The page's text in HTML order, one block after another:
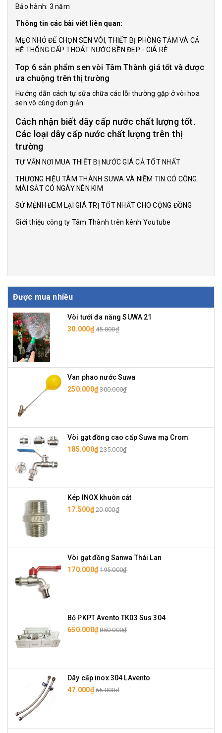
Bảo hành: 3 năm
Thông tin các bài viết liên quan:
MẸO NHỎ ĐỂ CHỌN SEN VÒI, THIẾT BỊ PHÒNG TẮM VÀ CẢ
HỆ THỐNG CẤP THOÁT NƯỚC BỀN ĐEP - GIÁ RẺ
Top 6 sản phẩm sen vòi Tâm Thành giá tốt và được
ưa chuộng trên thị trường
Hướng dẫn cách tự sửa chữa các lỗi thường gặp ở vòi hoa
sen vô cùng đơn giản
Cách nhận biết dây cấp nước chất lượng tốt.
Các loại dây cấp nước chất lượng trên thị
trường
TƯ VẤN NƠI MUA THIẾT BỊ NƯỚC GIÁ CẢ TỐT NHẤT
THƯƠNG HIỆU TÂM THÀNH SUWA VÀ NIỀM TIN CÓ CÔNG
MÀI SẮT CÓ NGÀY NÊN KIM
SỨ MỆNH ĐEM LẠI GIÁ TRỊ TỐT NHẤT CHO CỘNG ĐỒNG
Giới thiệu công ty Tâm Thành trên kênh Youtube
Được mua nhiều
Vòi tưới đa năng SUWA 21
30.000₫ 45.000₫
Van phao nước Suwa
250.000₫ 300.000₫
Vòi gạt đồng cao cấp Suwa mạ Crom
185.000₫ 235.000₫
Kép INOX khuôn cát
17.500₫ 20.000₫
Vòi gạt đồng Sanwa Thái Lan
170.000₫ 195.000₫
Bộ PKPT Avento TK03 Sus 304
650.000₫ 850.000₫
Dây cấp inox 304 LAvento
47.000₫ 65.000₫